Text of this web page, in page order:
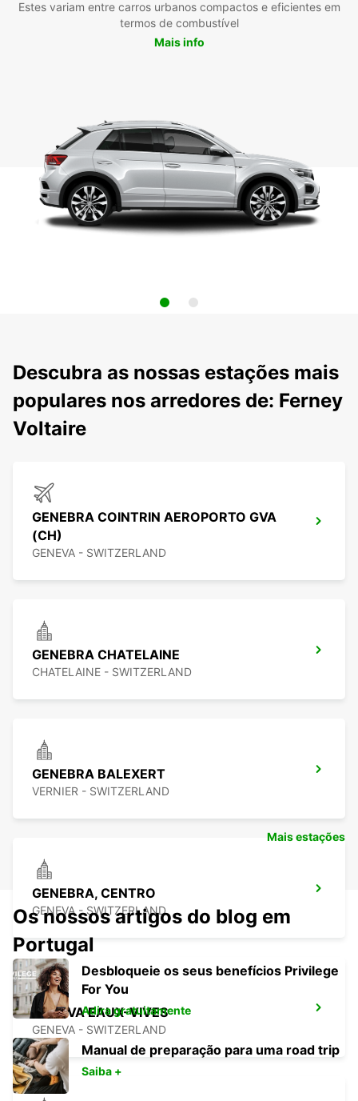
Estes variam entre carros urbanos compactos e eficientes em
termos de combustível
Mais info
Descubra as nossas estações mais
populares nos arredores de: Ferney
Voltaire
GENEBRA COINTRIN AEROPORTO GVA
(CH)
GENEVA - SWITZERLAND
GENEBRA CHATELAINE
CHATELAINE - SWITZERLAND
GENEBRA BALEXERT
VERNIER - SWITZERLAND
GENEBRA, CENTRO
GENEVA - SWITZERLAND
GENEVA EAUX-VIVES
GENEVA - SWITZERLAND
Mais estações
Os nossos artigos do blog em
Portugal
Desbloqueie os seus benefícios Privilege
For You
Adira gratuitamente
Manual de preparação para uma road trip
Saiba +